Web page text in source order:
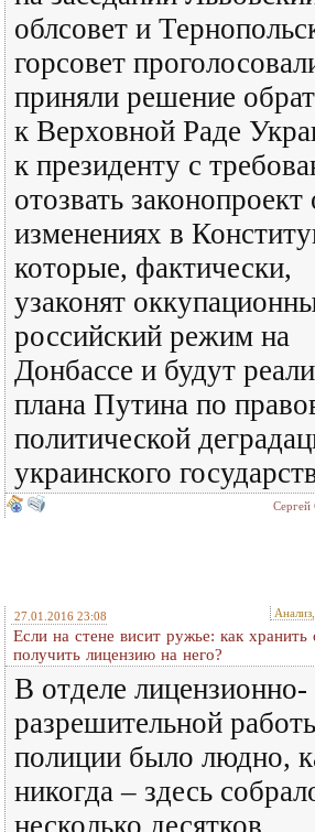
облсовет и
горсовет
приняли решение
к Верховной Раде
к президенту с
отозвать законопроект
изменениях в
которые, фактически,
узаконят
российский режим на
Донбассе и будут
плана Путина по
политической
украинского
Сергей
27.01.2016 23:08
Если на стене висит ружье: как
получить лицензию на него?
В отделе лицензионно-
разрешительной
полиции было людно,
никогда – здесь
несколько десятков